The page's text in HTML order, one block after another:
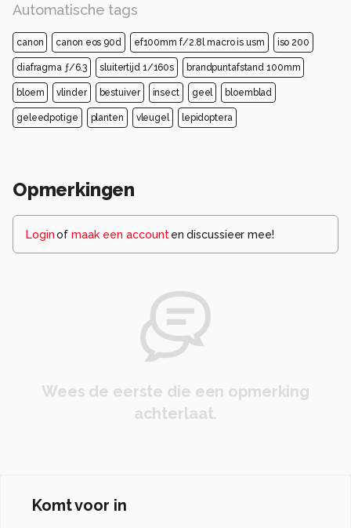
Automatische tags
canon canon eos 90d ef100mm f/2.8l macro is usm iso 200
diafragma ƒ/6.3 sluitertijd 1/160s brandpuntafstand 100mm
bloem vlinder bestuiver insect geel bloemblad
geleedpotige planten vleugel lepidoptera
Opmerkingen
Loginof maak een account en discussieer mee!
Wees de eerste die een opmerking
achterlaat.
Komt voor in